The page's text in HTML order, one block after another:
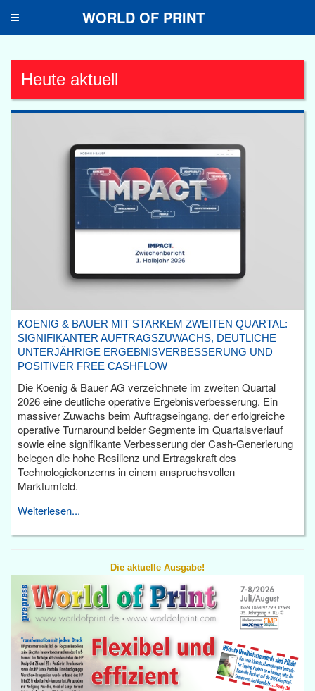
Toggle
WORLD OF PRINT
Heute aktuell
KOENIG & BAUER MIT STARKEM ZWEITEN QUARTAL:
SIGNIFIKANTER AUFTRAGSZUWACHS, DEUTLICHE
UNTERJÄHRIGE ERGEBNISVERBESSERUNG UND
POSITIVER FREE CASHFLOW
Die Koenig & Bauer AG verzeichnete im zweiten Quartal
2026 eine deutliche operative Ergebnisverbesserung. Ein
massiver Zuwachs beim Auftragseingang, der erfolgreiche
operative Turnaround beider Segmente im Quartalsverlauf
sowie eine signifikante Verbesserung der Cash-Generierung
belegen die hohe Resilienz und Ertragskraft des
Technologiekonzerns in einem anspruchsvollen
Marktumfeld.
Weiterlesen...
Die aktuelle Ausgabe!